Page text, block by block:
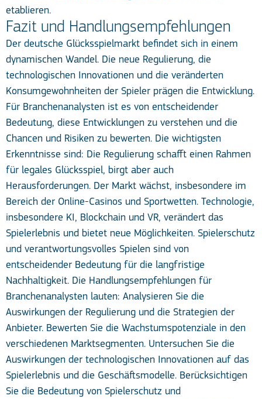
etablieren.
Fazit und Handlungsempfehlungen
Der deutsche Glücksspielmarkt befindet sich in einem
dynamischen Wandel. Die neue Regulierung, die
technologischen Innovationen und die veränderten
Konsumgewohnheiten der Spieler prägen die Entwicklung.
Für Branchenanalysten ist es von entscheidender
Bedeutung, diese Entwicklungen zu verstehen und die
Chancen und Risiken zu bewerten. Die wichtigsten
Erkenntnisse sind: Die Regulierung schafft einen Rahmen
für legales Glücksspiel, birgt aber auch
Herausforderungen. Der Markt wächst, insbesondere im
Bereich der Online-Casinos und Sportwetten. Technologie,
insbesondere KI, Blockchain und VR, verändert das
Spielerlebnis und bietet neue Möglichkeiten. Spielerschutz
und verantwortungsvolles Spielen sind von
entscheidender Bedeutung für die langfristige
Nachhaltigkeit. Die Handlungsempfehlungen für
Branchenanalysten lauten: Analysieren Sie die
Auswirkungen der Regulierung und die Strategien der
Anbieter. Bewerten Sie die Wachstumspotenziale in den
verschiedenen Marktsegmenten. Untersuchen Sie die
Auswirkungen der technologischen Innovationen auf das
Spielerlebnis und die Geschäftsmodelle. Berücksichtigen
Sie die Bedeutung von Spielerschutz und